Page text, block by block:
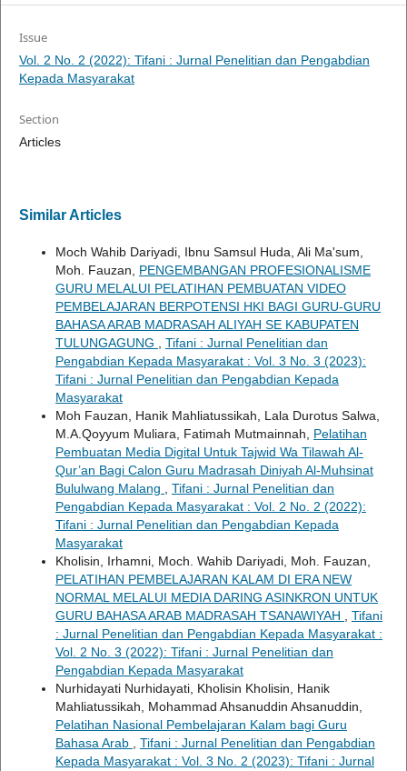
Issue
Vol. 2 No. 2 (2022): Tifani : Jurnal Penelitian dan Pengabdian
Kepada Masyarakat
Section
Articles
Similar Articles
Moch Wahib Dariyadi, Ibnu Samsul Huda, Ali Ma'sum,
Moh. Fauzan, PENGEMBANGAN PROFESIONALISME
GURU MELALUI PELATIHAN PEMBUATAN VIDEO
PEMBELAJARAN BERPOTENSI HKI BAGI GURU-GURU
BAHASA ARAB MADRASAH ALIYAH SE KABUPATEN
TULUNGAGUNG , Tifani : Jurnal Penelitian dan
Pengabdian Kepada Masyarakat : Vol. 3 No. 3 (2023):
Tifani : Jurnal Penelitian dan Pengabdian Kepada
Masyarakat
Moh Fauzan, Hanik Mahliatussikah, Lala Durotus Salwa,
M.A.Qoyyum Muliara, Fatimah Mutmainnah, Pelatihan
Pembuatan Media Digital Untuk Tajwid Wa Tilawah Al-
Qur’an Bagi Calon Guru Madrasah Diniyah Al-Muhsinat
Bululwang Malang , Tifani : Jurnal Penelitian dan
Pengabdian Kepada Masyarakat : Vol. 2 No. 2 (2022):
Tifani : Jurnal Penelitian dan Pengabdian Kepada
Masyarakat
Kholisin, Irhamni, Moch. Wahib Dariyadi, Moh. Fauzan,
PELATIHAN PEMBELAJARAN KALAM DI ERA NEW
NORMAL MELALUI MEDIA DARING ASINKRON UNTUK
GURU BAHASA ARAB MADRASAH TSANAWIYAH , Tifani
: Jurnal Penelitian dan Pengabdian Kepada Masyarakat :
Vol. 2 No. 3 (2022): Tifani : Jurnal Penelitian dan
Pengabdian Kepada Masyarakat
Nurhidayati Nurhidayati, Kholisin Kholisin, Hanik
Mahliatussikah, Mohammad Ahsanuddin Ahsanuddin,
Pelatihan Nasional Pembelajaran Kalam bagi Guru
Bahasa Arab , Tifani : Jurnal Penelitian dan Pengabdian
Kepada Masyarakat : Vol. 3 No. 2 (2023): Tifani : Jurnal